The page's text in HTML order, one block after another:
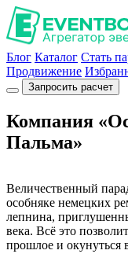
Блог Каталог Стать
Продвижение
Запросить расчет
Компания
Пальма»
Величественный
особняке немецких
лепнина,
века. Всё это
прошлое и окунуться